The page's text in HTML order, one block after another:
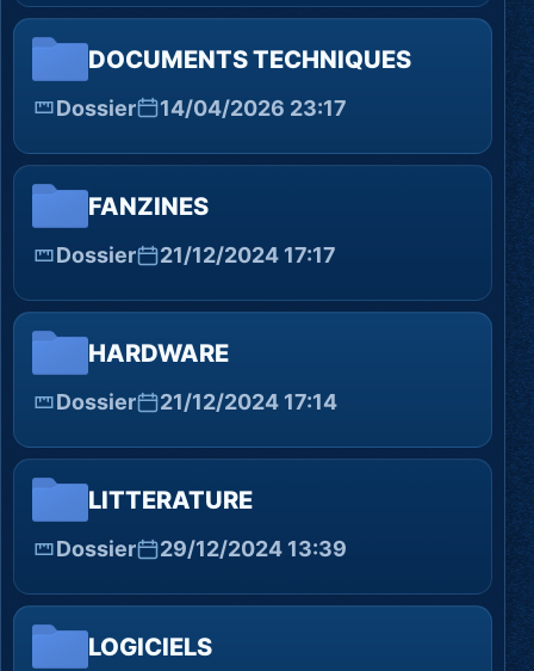
DOCUMENTS TECHNIQUES
Dossier 14/04/2026 23:17
FANZINES
Dossier 21/12/2024 17:17
HARDWARE
Dossier 21/12/2024 17:14
LITTERATURE
Dossier 29/12/2024 13:39
LOGICIELS